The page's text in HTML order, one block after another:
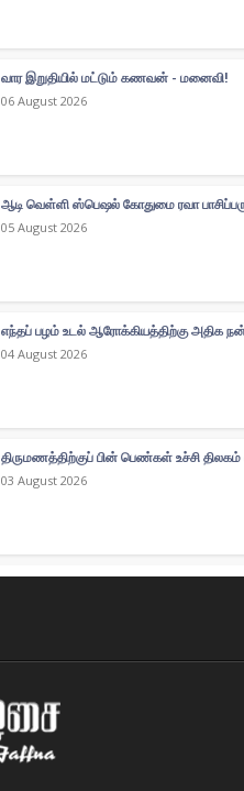
வார இறுதியில் மட்டும் கணவன் - மனைவி!
06 August 2026
ஆடி வெள்ளி ஸ்பெஷல் கோதுமை ரவா
05 August 2026
எந்தப் பழம் உடல் ஆரோக்கியத்திற்கு அதிக
04 August 2026
திருமணத்திற்குப் பின் பெண்கள் உச்சி திலகம்
03 August 2026